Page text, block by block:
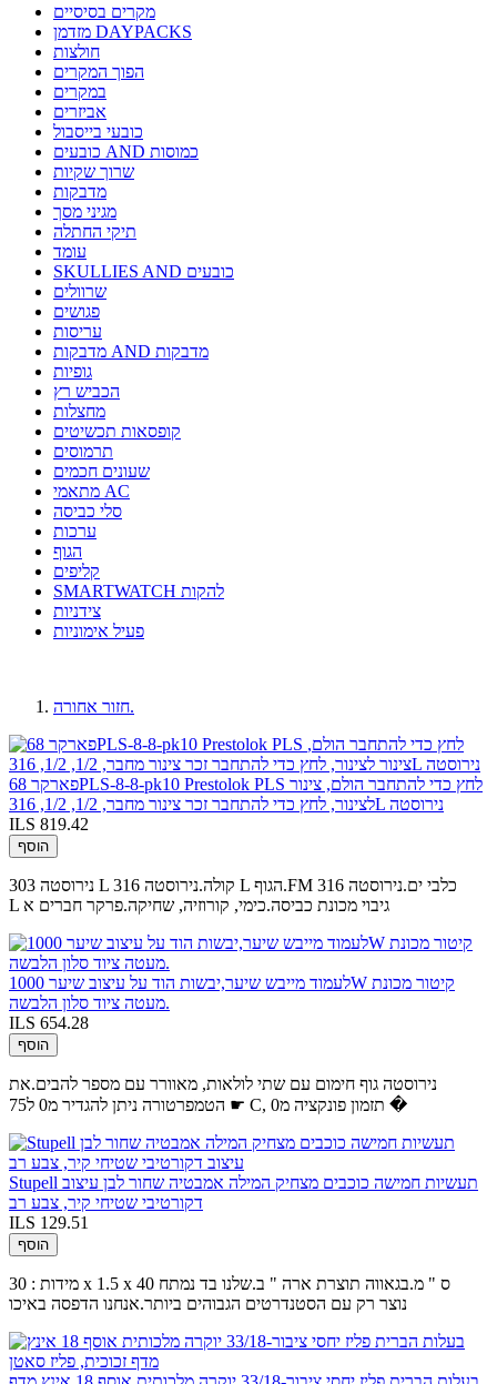
מקרים בסיסיים
מזדמן DAYPACKS
חולצות
הפוך המקרים
במקרים
אביזרים
כובעי בייסבול
כובעים AND כמוסות
שרוך שקיות
מדבקות
מגיני מסך
תיקי החתלה
עומד
SKULLIES AND כובעים
שרוולים
פגושים
עריסות
מדבקות AND מדבקות
גופיות
הכביש רץ
מחצלות
קופסאות תכשיטים
תרמוסים
שעונים חכמים
מתאמי AC
סלי כביסה
ערכות
הגוף
קליפים
SMARTWATCH להקות
צידניות
פעיל אימוניות
חזור אחורה.
פארקר 68PLS-8-8-pk10 Prestolok PLS לחץ כדי להתחבר הולם, צינור
לצינור, לחץ כדי להתחבר זכר צינור מחבר, 1/2, 1/2, 316L נירוסטה
ILS 819.42
הוסף
נירוסטה 303 L קולה.נירוסטה 316 L הגוף.FM כלבי ים.נירוסטה 316
L גיבוי מכונת כביסה.כימי, קורוזיה, שחיקה.פרקר חברים א
לעמוד מייבש שיער,יבשות הוד על עיצוב שיער 1000W קיטור מכונת
מעטה ציוד סלון הלבשה.
ILS 654.28
הוסף
נירוסטה גוף חימום עם שתי לולאות, מאוורר עם מספר להבים.את
הטמפרטורה ניתן להגדיר מ0 ל75 ☛ C, תזמון פונקציה מ0 �
Stupell תעשיות חמישה כוכבים מצחיק המילה אמבטיה שחור לבן עיצוב
דקורטיבי שטיחי קיר, צבע רב
ILS 129.51
הוסף
מידות : 30 x 1.5 x 40 ס " מ.בגאווה תוצרת ארה " ב.שלנו בד נמתח
נוצר רק עם הסטנדרטים הגבוהים ביותר.אנחנו הדפסה באיכו